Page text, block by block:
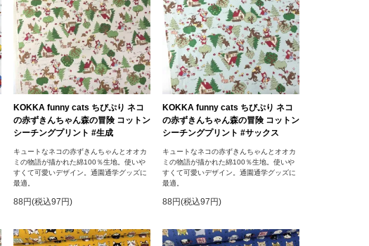
KOKKA funny cats ちびぷり ネコ
の赤ずきんちゃん森の冒険 コットン
シーチングプリント #生成
キュートなネコの赤ずきんちゃんとオオカ
ミの物語が描かれた綿100％生地。使いや
すくて可愛いデザイン。通園通学グッズに
最適。
88円(税込97円)
KOKKA funny cats ちびぷり ネコ
の赤ずきんちゃん森の冒険 コットン
シーチングプリント #サックス
キュートなネコの赤ずきんちゃんとオオカ
ミの物語が描かれた綿100％生地。使いや
すくて可愛いデザイン。通園通学グッズに
最適。
88円(税込97円)